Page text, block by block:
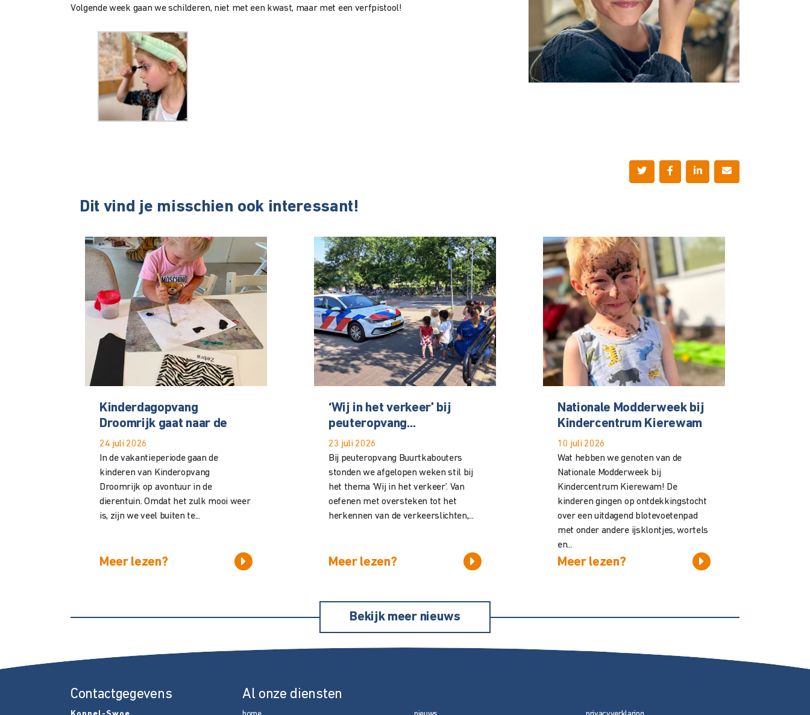
Volgende week gaan we schilderen, niet met een kwast, maar met een verfpistool!
Dit vind je misschien ook interessant!
Kinderdagopvang
Droomrijk gaat naar de
24 juli 2026
In de vakantieperiode gaan de
kinderen van Kinderopvang
Droomrijk op avontuur in de
dierentuin. Omdat het zulk mooi weer
is, zijn we veel buiten te...
Meer lezen?
‘Wij in het verkeer’ bij
peuteropvang...
23 juli 2026
Bij peuteropvang Buurtkabouters
stonden we afgelopen weken stil bij
het thema ‘Wij in het verkeer’. Van
oefenen met oversteken tot het
herkennen van de verkeerslichten,...
Meer lezen?
Nationale Modderweek bij
Kindercentrum Kierewam
10 juli 2026
Wat hebben we genoten van de
Nationale Modderweek bij
Kindercentrum Kierewam! De
kinderen gingen op ontdekkingstocht
over een uitdagend blotevoetenpad
met onder andere ijsklontjes, wortels
en...
Meer lezen?
Bekijk meer nieuws
Contactgegevens Al onze diensten